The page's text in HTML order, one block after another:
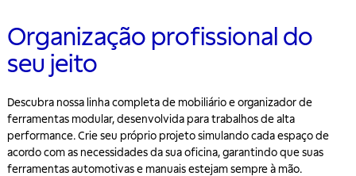
Organização profissional do
seu jeito
Descubra nossa linha completa de mobiliário e organizador de
ferramentas modular, desenvolvida para trabalhos de alta
performance. Crie seu próprio projeto simulando cada espaço de
acordo com as necessidades da sua oficina, garantindo que suas
ferramentas automotivas e manuais estejam sempre à mão.